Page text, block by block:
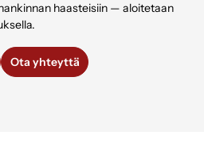
haasteisiin — aloitetaan
Ota yhteyttä